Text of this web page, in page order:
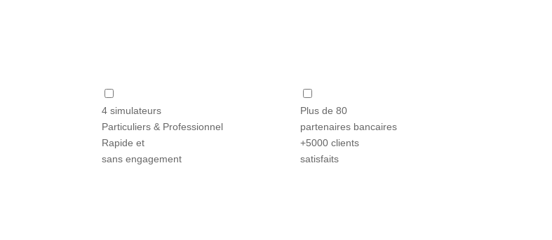
4 simulateurs
Particuliers & Professionnel
Rapide et
sans engagement
Plus de 80
partenaires bancaires
+5000 clients
satisfaits